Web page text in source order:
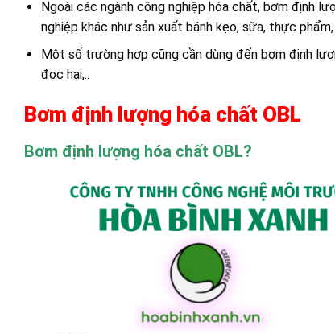
Ngoài các ngành công nghiệp hóa chất, bơm định
nghiệp khác như sản xuất bánh kẹo, sữa, thực
Một số trường hợp cũng cần dùng đến bơm định
đọc hại,..
Bơm định lượng hóa chất OBL
Bơm định lượng hóa chất OBL?